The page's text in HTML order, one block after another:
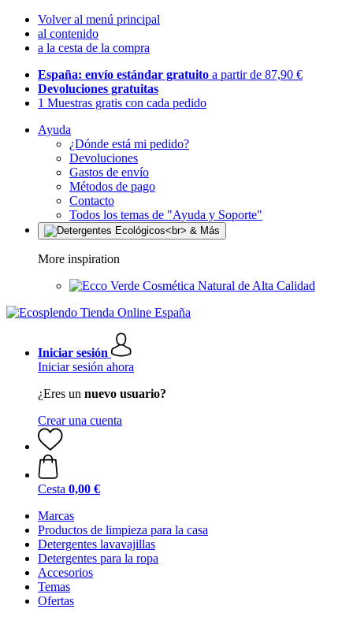
Volver al menú principal
al contenido
a la cesta de la compra
España: envío estándar gratuito a partir de 87,90 €
Devoluciones gratuitas
1 Muestras gratis con cada pedido
Ayuda
¿Dónde está mi pedido?
Devoluciones
Gastos de envío
Métodos de pago
Contacto
Todos los temas de "Ayuda y Soporte"
More inspiration
Cosmética Natural de Alta Calidad
Iniciar sesión
Iniciar sesión ahora
¿Eres un nuevo usuario?
Crear una cuenta
Cesta 0,00 €
Marcas
Productos de limpieza para la casa
Detergentes lavavajillas
Detergentes para la ropa
Accesorios
Temas
Ofertas